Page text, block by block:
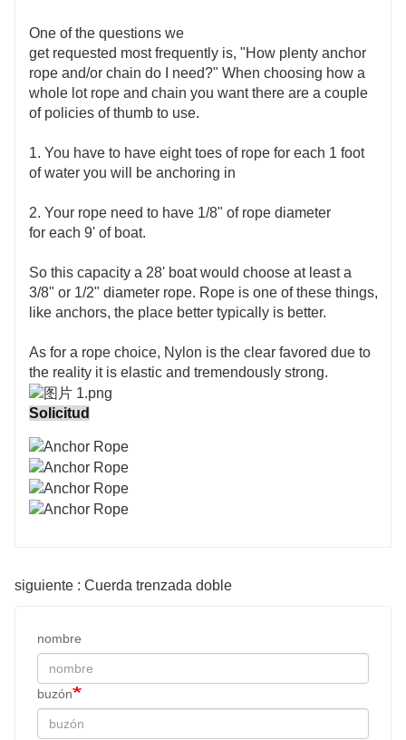
One of the questions we
get requested most frequently is, "How plenty anchor
rope and/or chain do I need?" When choosing how a
whole lot rope and chain you want there are a couple
of policies of thumb to use.
1. You have to have eight toes of rope for each 1 foot
of water you will be anchoring in
2. Your rope need to have 1/8" of rope diameter
for each 9' of boat.
So this capacity a 28' boat would choose at least a
3/8" or 1/2" diameter rope. Rope is one of these things,
like anchors, the place better typically is better.
As for a rope choice, Nylon is the clear favored due to
the reality it is elastic and tremendously strong.
Solicitud
siguiente : Cuerda trenzada doble
nombre
buzón